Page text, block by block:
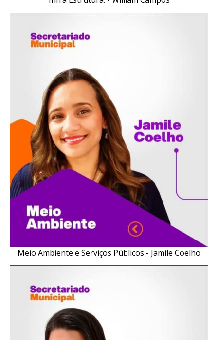
Meio Ambiente e Serviços Públicos - Jamile Coelho